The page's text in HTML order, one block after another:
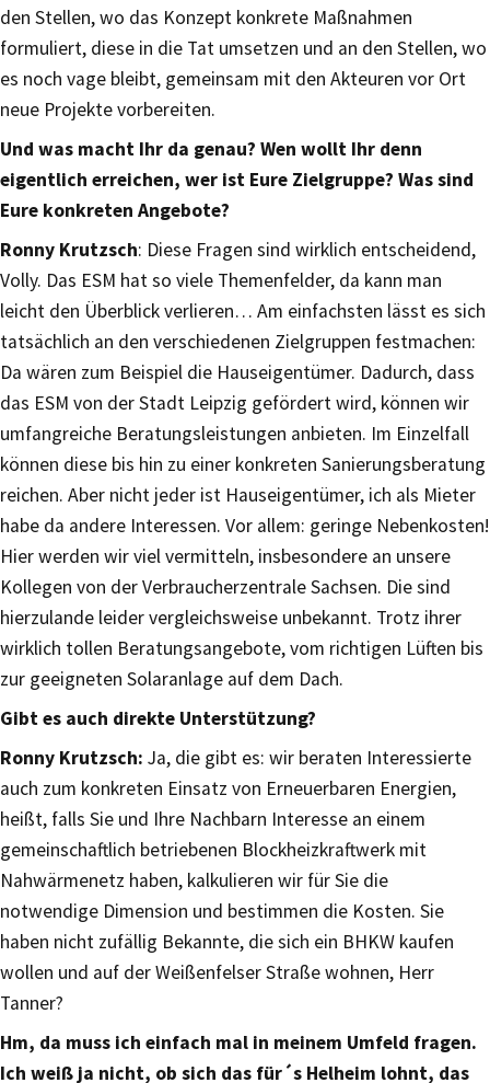
den Stellen, wo das Konzept konkrete Maßnahmen
formuliert, diese in die Tat umsetzen und an den Stellen, wo
es noch vage bleibt, gemeinsam mit den Akteuren vor Ort
neue Projekte vorbereiten.
Und was macht Ihr da genau? Wen wollt Ihr denn
eigentlich erreichen, wer ist Eure Zielgruppe? Was sind
Eure konkreten Angebote?
Ronny Krutzsch: Diese Fragen sind wirklich entscheidend,
Volly. Das ESM hat so viele Themenfelder, da kann man
leicht den Überblick verlieren… Am einfachsten lässt es sich
tatsächlich an den verschiedenen Zielgruppen festmachen:
Da wären zum Beispiel die Hauseigentümer. Dadurch, dass
das ESM von der Stadt Leipzig gefördert wird, können wir
umfangreiche Beratungsleistungen anbieten. Im Einzelfall
können diese bis hin zu einer konkreten Sanierungsberatung
reichen. Aber nicht jeder ist Hauseigentümer, ich als Mieter
habe da andere Interessen. Vor allem: geringe Nebenkosten!
Hier werden wir viel vermitteln, insbesondere an unsere
Kollegen von der Verbraucherzentrale Sachsen. Die sind
hierzulande leider vergleichsweise unbekannt. Trotz ihrer
wirklich tollen Beratungsangebote, vom richtigen Lüften bis
zur geeigneten Solaranlage auf dem Dach.
Gibt es auch direkte Unterstützung?
Ronny Krutzsch: Ja, die gibt es: wir beraten Interessierte
auch zum konkreten Einsatz von Erneuerbaren Energien,
heißt, falls Sie und Ihre Nachbarn Interesse an einem
gemeinschaftlich betriebenen Blockheizkraftwerk mit
Nahwärmenetz haben, kalkulieren wir für Sie die
notwendige Dimension und bestimmen die Kosten. Sie
haben nicht zufällig Bekannte, die sich ein BHKW kaufen
wollen und auf der Weißenfelser Straße wohnen, Herr
Tanner?
Hm, da muss ich einfach mal in meinem Umfeld fragen.
Ich weiß ja nicht, ob sich das für´s Helheim lohnt, das